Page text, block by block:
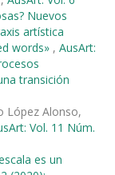
Nuevos
artística
words» , AusArt:
transición
López Alonso,
Vol. 11 Núm.
es un